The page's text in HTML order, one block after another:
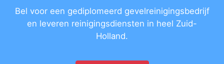
Bel voor een gediplomeerd gevelreinigingsbedrijf
en leveren reinigingsdiensten in heel Zuid-
Holland.